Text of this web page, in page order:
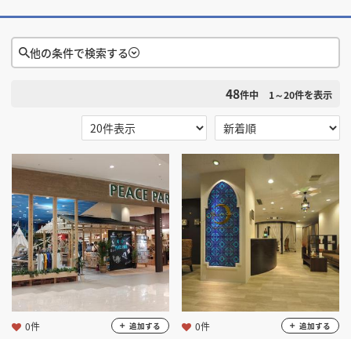
店舗設計施工.comとは
掲載希望のデザイン設計・施工会社様へ
店舗開業・改装をご検討中の方へ
他の条件で検索する
検索条件をクリア
石川県
業種 選択する
設計・施工範囲 選択する
設計施工会社 選択する
48件中 1～20件を表示
0件 追加する 0件 追加する